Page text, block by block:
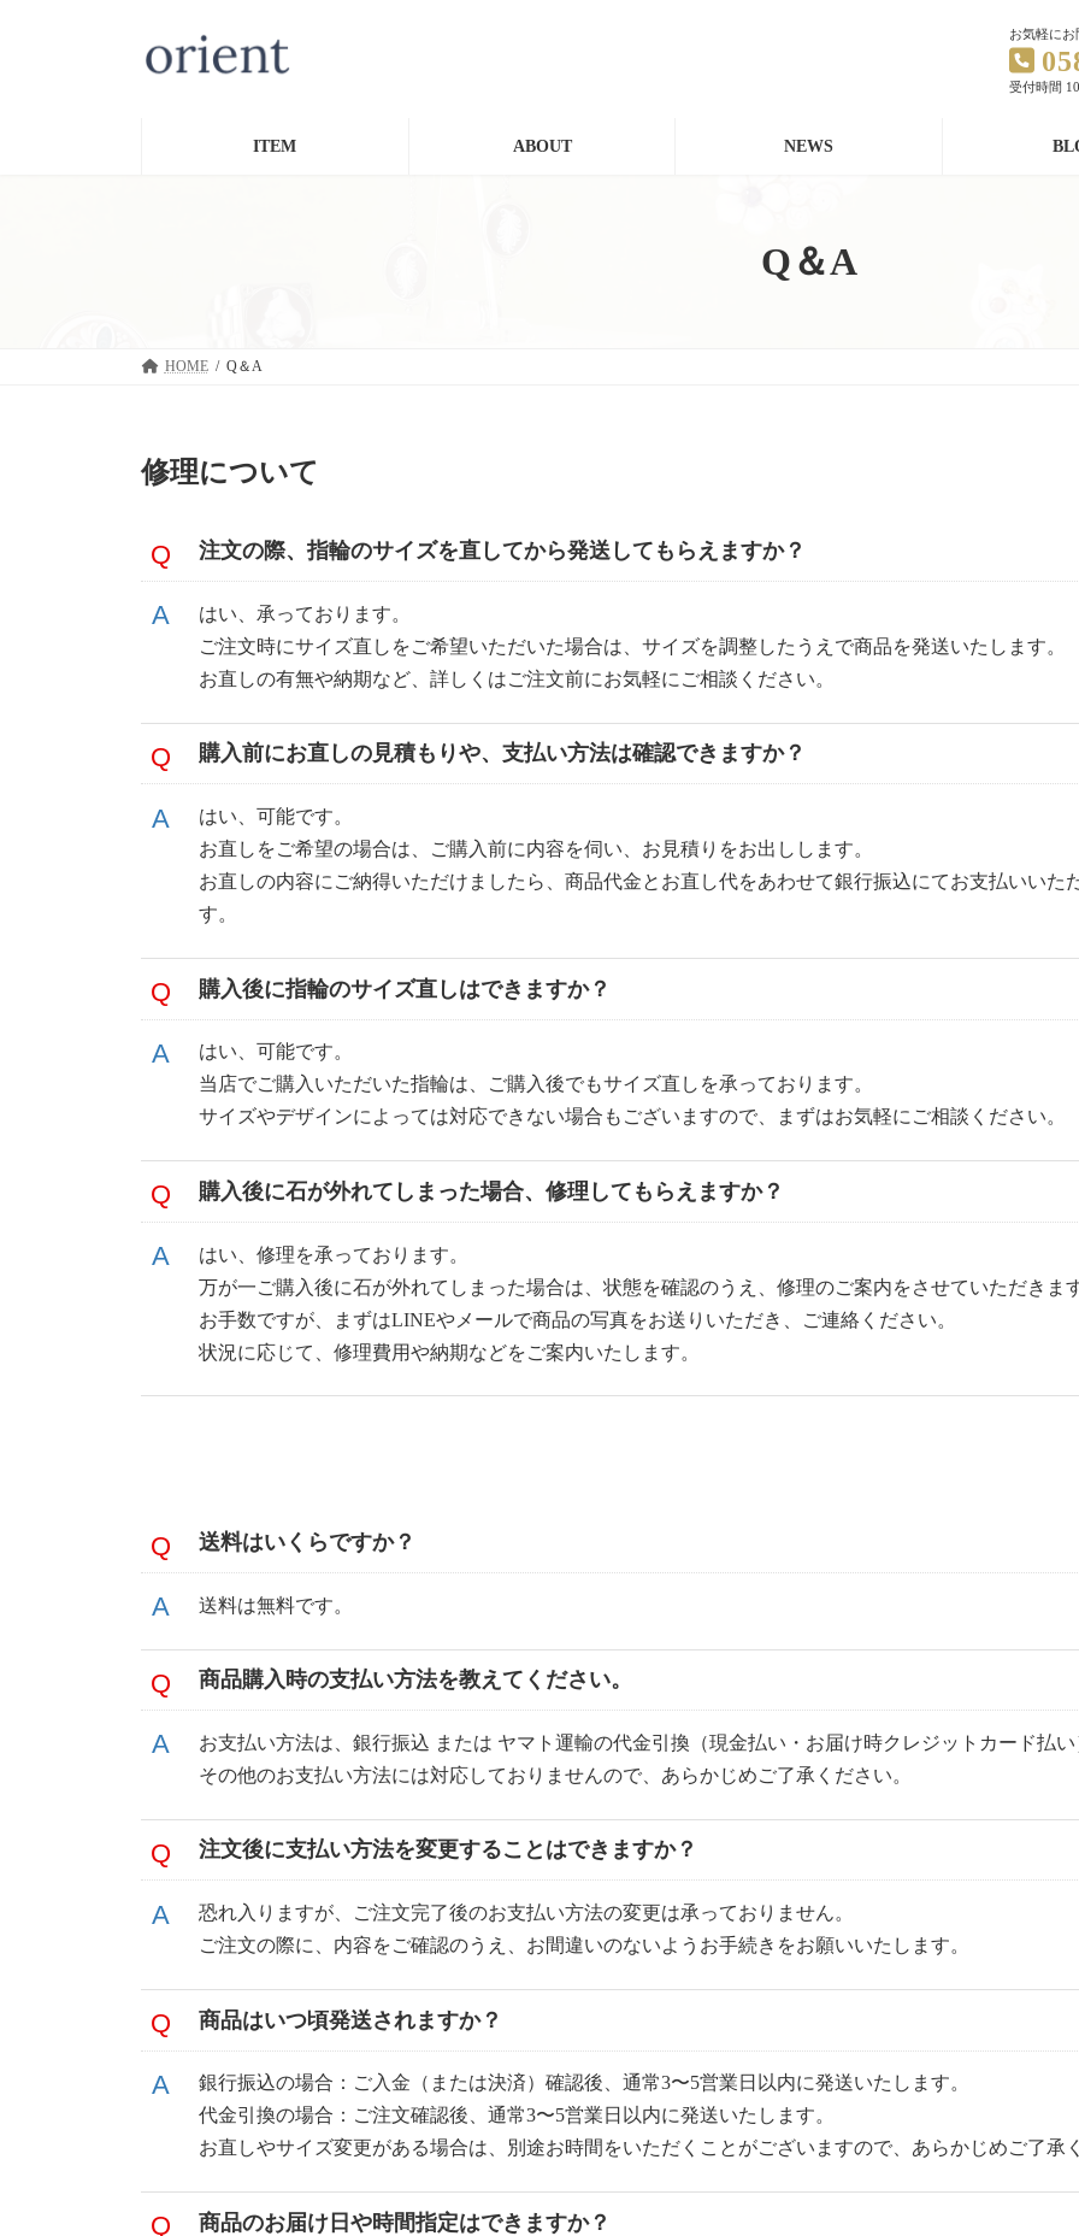
お気軽に
受付時間
ITEM ABOUT NEWS
Q＆A
HOME Q＆A
修理について
注文の際、指輪のサイズを直してから発送してもらえますか？
はい、承っております。
ご注文時にサイズ直しをご希望いただいた場合は、サイズを調整したうえで商品を発送いたします。
お直しの有無や納期など、詳しくはご注文前にお気軽にご相談ください。
購入前にお直しの見積もりや、支払い方法は確認できますか？
はい、可能です。
お直しをご希望の場合は、ご購入前に内容を伺い、お見積りをお出しします。
お直しの内容にご納得いただけましたら、商品代金とお直し代をあわせて銀行振込にてお支払いいた
す。
購入後に指輪のサイズ直しはできますか？
はい、可能です。
当店でご購入いただいた指輪は、ご購入後でもサイズ直しを承っております。
サイズやデザインによっては対応できない場合もございますので、まずはお気軽にご相談ください。
購入後に石が外れてしまった場合、修理してもらえますか？
はい、修理を承っております。
万が一ご購入後に石が外れてしまった場合は、状態を確認のうえ、修理のご案内をさせていただきま
お手数ですが、まずはLINEやメールで商品の写真をお送りいただき、ご連絡ください。
状況に応じて、修理費用や納期などをご案内いたします。
送料はいくらですか？
送料は無料です。
商品購入時の支払い方法を教えてください。
お支払い方法は、銀行振込 または ヤマト運輸の代金引換（現金払い・お届け時クレジットカード払
その他のお支払い方法には対応しておりませんので、あらかじめご了承ください。
注文後に支払い方法を変更することはできますか？
恐れ入りますが、ご注文完了後のお支払い方法の変更は承っておりません。
ご注文の際に、内容をご確認のうえ、お間違いのないようお手続きをお願いいたします。
商品はいつ頃発送されますか？
銀行振込の場合：ご入金（または決済）確認後、通常3〜5営業日以内に発送いたします。
代金引換の場合：ご注文確認後、通常3〜5営業日以内に発送いたします。
お直しやサイズ変更がある場合は、別途お時間をいただくことがございますので、あらかじめご了承
商品のお届け日や時間指定はできますか？